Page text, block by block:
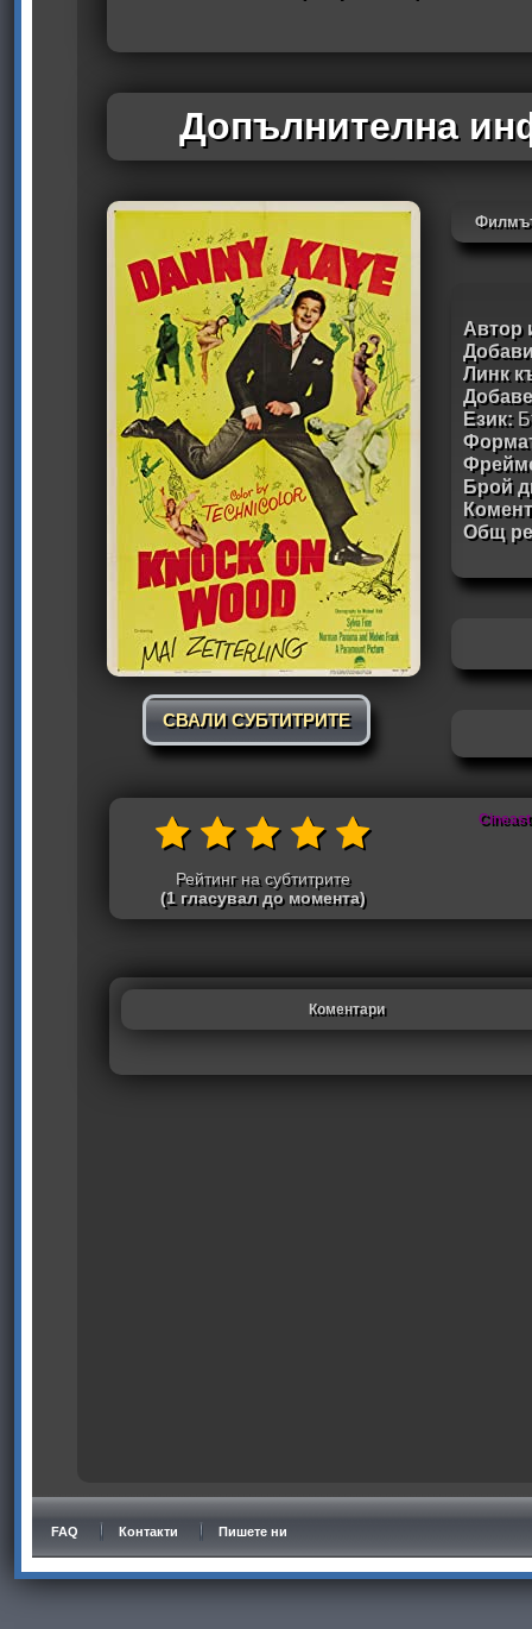
Допълнителна
СВАЛИ СУБТИТРИТЕ
Автор
Линк
Език:
Брой
Общ
Рейтинг на субтитрите
(1 гласувал до момента)
Cineast
Коментари
FAQ Контакти Пишете ни